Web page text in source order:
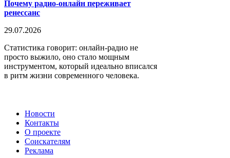
Почему радио-онлайн переживает
ренессанс
29.07.2026
Статистика говорит: онлайн-радио не
просто выжило, оно стало мощным
инструментом, который идеально вписался
в ритм жизни современного человека.
Новости
Контакты
О проекте
Соискателям
Реклама